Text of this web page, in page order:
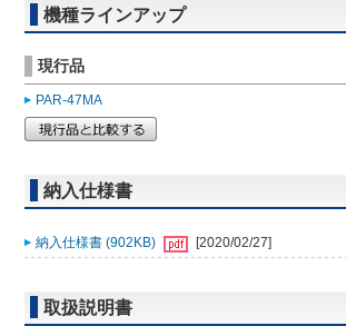
機種ラインアップ
現行品
PAR-47MA
納入仕様書
納入仕様書 (902KB) [2020/02/27]
取扱説明書